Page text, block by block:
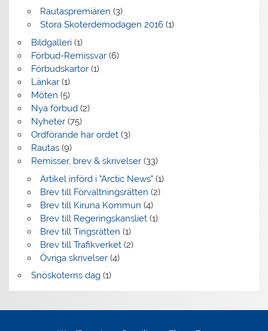
Rautaspremiären (3)
Stora Skoterdemodagen 2016(1)
Bildgalleri(1)
Förbud-Remissvar(6)
Förbudskartor(1)
Länkar(1)
Möten (5)
Nya förbud(2)
Nyheter(75)
Ordförande har ordet(3)
Rautas(9)
Remisser, brev & skrivelser(33)
Artikel införd i "Arctic News"(1)
Brev till Förvaltningsrätten (2)
Brev till Kiruna Kommun (4)
Brev till Regeringskansliet(1)
Brev till Tingsrätten (1)
Brev till Trafikverket(2)
Övriga skrivelser(4)
Snöskoterns dag(1)